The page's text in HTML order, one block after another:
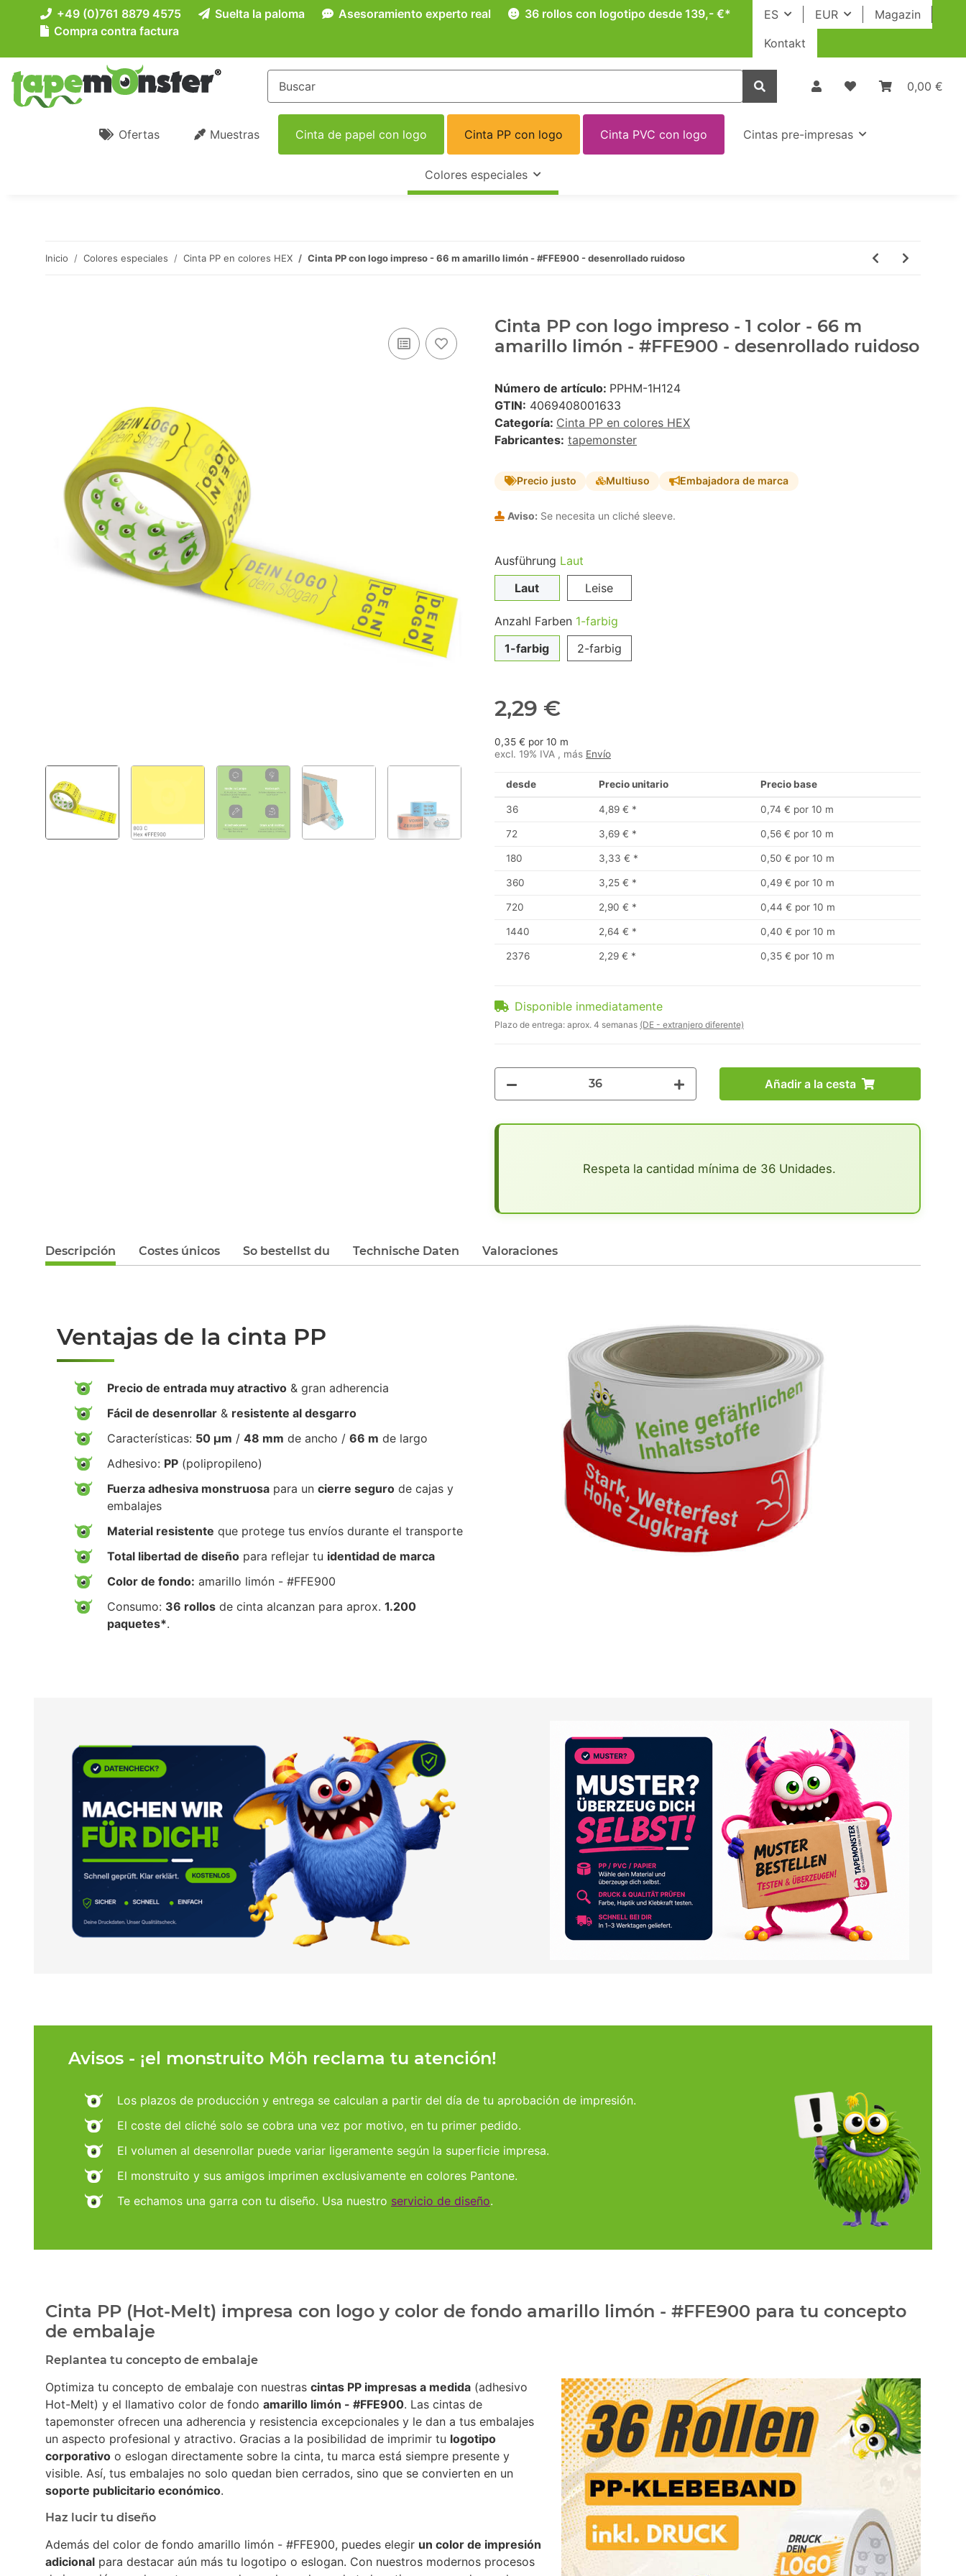
ES EUR
Magazin
Kontakt
+49 (0)761 8879 4575 Suelta la paloma Asesoramiento experto real
36 rollos con logotipo desde 139,- €*
Compra contra factura
0,00 €
Ofertas Muestras Cinta de papel con logo Cinta PP con logo Cinta PVC con logo Cintas pre-impresas
Colores especiales
Inicio Colores especiales Cinta PP en colores HEX Cinta PP con logo impreso - 66 m amarillo limón - #FFE900 - desenrollado ruidoso
Cinta PP con logo impreso - 1 color - 66 m
amarillo limón - #FFE900 - desenrollado ruidoso
Número de artículo: PPHM-1H124
GTIN: 4069408001633
Categoría: Cinta PP en colores HEX
Fabricantes: tapemonster
Precio justo Multiuso Embajadora de marca
Aviso: Se necesita un cliché sleeve.
Ausführung Laut
Laut
Leise
Anzahl Farben 1-farbig
1-farbig
2-farbig
2,29 €
0,35 € por 10 m
excl. 19% IVA , más Envío
desde Precio unitario Precio base
36 4,89 € * 0,74 € por 10 m
72 3,69 € * 0,56 € por 10 m
180 3,33 € * 0,50 € por 10 m
360 3,25 € * 0,49 € por 10 m
720 2,90 € * 0,44 € por 10 m
1440 2,64 € * 0,40 € por 10 m
2376 2,29 € * 0,35 € por 10 m
Disponible inmediatamente
Plazo de entrega: aprox. 4 semanas (DE - extranjero diferente)
Añadir a la cesta
Respeta la cantidad mínima de 36 Unidades.
Descripción Costes únicos So bestellst du Technische Daten Valoraciones
Ventajas de la cinta PP
Precio de entrada muy atractivo & gran adherencia
Fácil de desenrollar & resistente al desgarro
Características: 50 µm / 48 mm de ancho / 66 m de largo
Adhesivo: PP (polipropileno)
Fuerza adhesiva monstruosa para un cierre seguro de cajas y
embalajes
Material resistente que protege tus envíos durante el transporte
Total libertad de diseño para reflejar tu identidad de marca
Color de fondo: amarillo limón - #FFE900
Consumo: 36 rollos de cinta alcanzan para aprox. 1.200
paquetes*.
Avisos - ¡el monstruito Möh reclama tu atención!
Los plazos de producción y entrega se calculan a partir del día de tu aprobación de impresión.
El coste del cliché solo se cobra una vez por motivo, en tu primer pedido.
El volumen al desenrollar puede variar ligeramente según la superficie impresa.
El monstruito y sus amigos imprimen exclusivamente en colores Pantone.
Te echamos una garra con tu diseño. Usa nuestro servicio de diseño.
Cinta PP (Hot-Melt) impresa con logo y color de fondo amarillo limón - #FFE900 para tu concepto
de embalaje
Replantea tu concepto de embalaje
Optimiza tu concepto de embalaje con nuestras cintas PP impresas a medida (adhesivo
Hot-Melt) y el llamativo color de fondo amarillo limón - #FFE900. Las cintas de
tapemonster ofrecen una adherencia y resistencia excepcionales y le dan a tus embalajes
un aspecto profesional y atractivo. Gracias a la posibilidad de imprimir tu logotipo
corporativo o eslogan directamente sobre la cinta, tu marca está siempre presente y
visible. Así, tus embalajes no solo quedan bien cerrados, sino que se convierten en un
soporte publicitario económico.
Haz lucir tu diseño
Además del color de fondo amarillo limón - #FFE900, puedes elegir un color de impresión
adicional para destacar aún más tu logotipo o eslogan. Con nuestros modernos procesos